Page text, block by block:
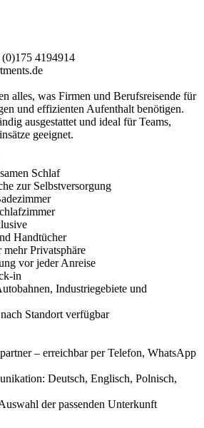
4194914
alles, was Firmen und Berufsreisende für
und effizienten Aufenthalt benötigen.
ausgestattet und ideal für Teams,
geeignet.
Schlaf
zur Selbstversorgung
Handtücher
Privatsphäre
vor jeder Anreise
in
Industriegebiete und
Standort verfügbar
– erreichbar per Telefon, WhatsApp
Deutsch, Englisch, Polnisch,
der passenden Unterkunft